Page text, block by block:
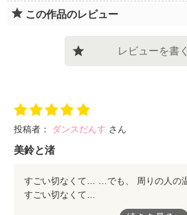
この作品のレビュー
レビューを書く
投稿者： ダンスだんす さん
美鈴と渚
すごい切なくて…